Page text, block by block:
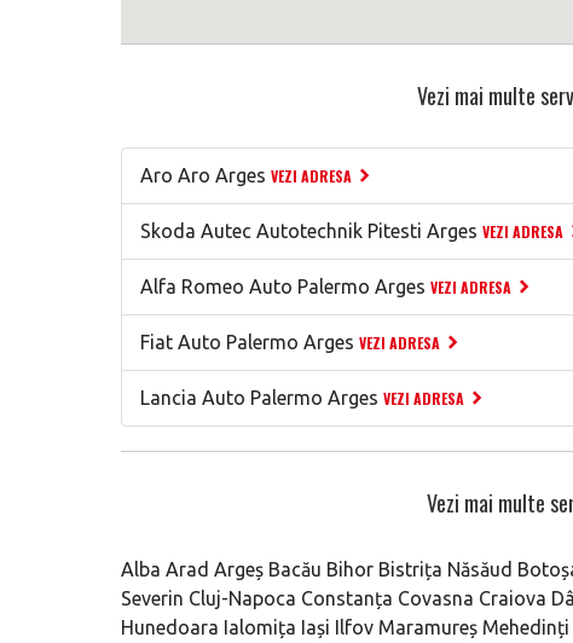
Vezi mai multe
Aro Aro Arges VEZI ADRESA
Skoda Autec Autotechnik Pitesti Arges VEZI ADRESA
Alfa Romeo Auto Palermo Arges VEZI ADRESA
Fiat Auto Palermo Arges VEZI ADRESA
Lancia Auto Palermo Arges VEZI ADRESA
Vezi mai multe
Alba Arad Argeș Bacău Bihor Bistrița Năsăud
Severin Cluj-Napoca Constanța Covasna Craiova
Hunedoara Ialomița Iași Ilfov Maramureș Mehedinți